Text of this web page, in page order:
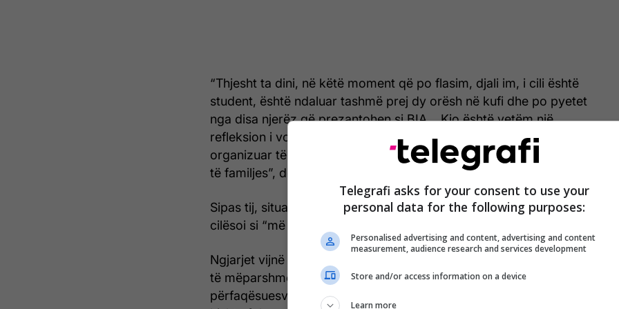
“Thjesht ta dini, në këtë moment që po flasim, djali im, i cili është
student, është ndaluar tashmë prej dy orësh në kufi dhe po pyetet
nga disa njerëz që prezantohen si BIA… Kjo është vetëm një
refleksion i vogël i asaj që po ndodh dhe që po u bëhet në mënyrë të
organizuar të gjithë bashkëpunëtorëve tanë, madje edhe anëtarëve
të familjes”, deklaroi Rashiq.
Sipas tij, situata tregon një përshkallëzim të presioneve, të cilat ai i
cilësoi si “më agresive dhe më brutale” pas procesit zgjedhor.
Ngjarjet vijnë në një kontekst të tensionuar politik, pas deklarimeve
të mëparshme të Rashiqit për presione ndaj votuesve dhe
përfaqësuesve politikë serbë në Kosovë. Në fund të muajit maj, ai
Telegrafi asks for your consent to use your
personal data for the following purposes:
Personalised advertising and content, advertising and content
measurement, audience research and services development
Store and/or access information on a device
Learn more